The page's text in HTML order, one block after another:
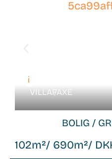
VILLA /FAXE
BOLIG /
102m²/ 690m²/